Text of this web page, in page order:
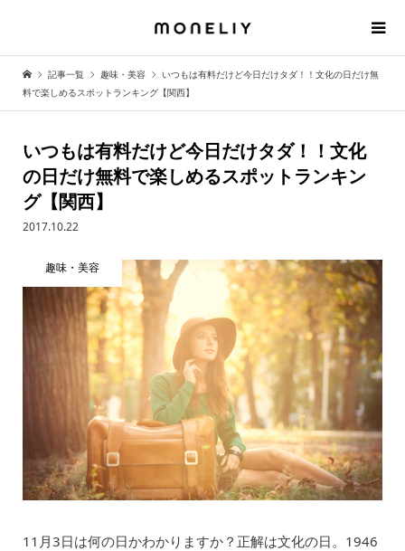
記事一覧 趣味・美容
いつもは有料だけど今日だけタダ！！文化の日だけ無
料で楽しめるスポットランキング【関西】
いつもは有料だけど今日だけタダ！！文化
の日だけ無料で楽しめるスポットランキン
グ【関西】
2017.10.22
趣味・美容
11月3日は何の日かわかりますか？正解は文化の日。1946